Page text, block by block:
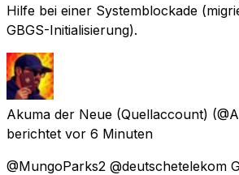
Hilfe bei einer Systemblockade
GBGS-Initialisierung).
Akuma der Neue (Quellaccount)
berichtet vor 6 Minuten
@MungoParks2 @deutschetelekom